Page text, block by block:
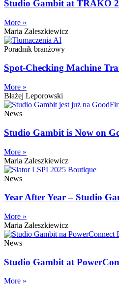
Studio Gambit at TRAKO
More »
Maria Zaleszkiewicz
Poradnik branżowy
Spot-Checking Machine
More »
Błażej Leporowski
News
Studio Gambit is Now on
More »
Maria Zaleszkiewicz
News
Year After Year – Studio
More »
Maria Zaleszkiewicz
News
Studio Gambit at
More »